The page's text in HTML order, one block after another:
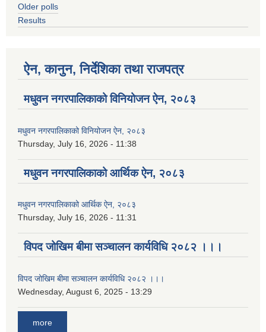
Older polls
Results
ऐन, कानुन, निर्देशिका तथा राजपत्र
मधुवन नगरपालिकाको विनियोजन ऐन, २०८३
मधुवन नगरपालिकाको विनियोजन ऐन, २०८३
Thursday, July 16, 2026 - 11:38
मधुवन नगरपालिकाको आर्थिक ऐन, २०८३
मधुवन नगरपालिकाको आर्थिक ऐन, २०८३
Thursday, July 16, 2026 - 11:31
विपद जोखिम बीमा सञ्चालन कार्यविधि २०८२ ।।।
विपद जोखिम बीमा सञ्चालन कार्यविधि २०८२ ।।।
Wednesday, August 6, 2025 - 13:29
more